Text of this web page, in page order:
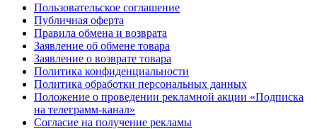
Пользовательское соглашение
Публичная оферта
Правила обмена и возврата
Заявление об обмене товара
Заявление о возврате товара
Политика конфиденциальности
Политика обработки персональных данных
Положение о проведении рекламной акции «Подписка
на телеграмм-канал»
Согласие на получение рекламы